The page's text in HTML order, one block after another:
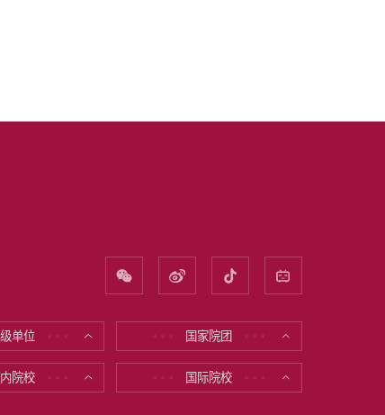
单位 * * * * * * 国家院团 * * *
院校 * * * * * * 国际院校 * * *